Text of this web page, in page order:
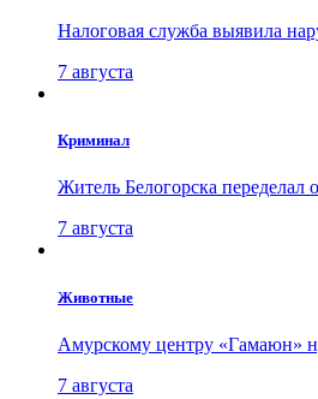
Налоговая служба выявила
7 августа
Криминал
Житель Белогорска переделал
7 августа
Животные
Амурскому центру «Гамаюн»
7 августа